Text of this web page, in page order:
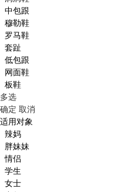
中包跟
穆勒鞋
罗马鞋
套趾
低包跟
网面鞋
板鞋
多选
确定 取消
适用对象
辣妈
胖妹妹
情侣
学生
女士